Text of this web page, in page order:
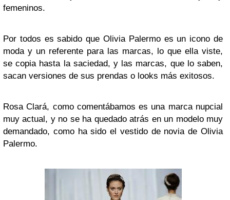
femeninos.
Por todos es sabido que Olivia Palermo es un icono de
moda y un referente para las marcas, lo que ella viste,
se copia hasta la saciedad, y las marcas, que lo saben,
sacan versiones de sus prendas o looks más exitosos.
Rosa Clará, como comentábamos es una marca nupcial
muy actual, y no se ha quedado atrás en un modelo muy
demandado, como ha sido el vestido de novia de Olivia
Palermo.